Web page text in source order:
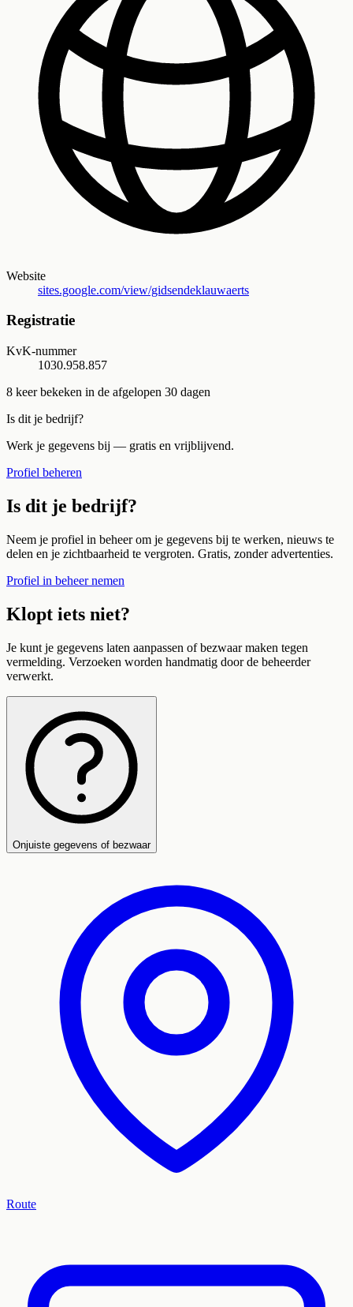
Website
sites.google.com/view/gidsendeklauwaerts
Registratie
KvK-nummer
1030.958.857
8 keer bekeken in de afgelopen 30 dagen
Is dit je bedrijf?
Werk je gegevens bij — gratis en vrijblijvend.
Profiel beheren
Is dit je bedrijf?
Neem je profiel in beheer om je gegevens bij te werken, nieuws te
delen en je zichtbaarheid te vergroten. Gratis, zonder advertenties.
Profiel in beheer nemen
Klopt iets niet?
Je kunt je gegevens laten aanpassen of bezwaar maken tegen
vermelding. Verzoeken worden handmatig door de beheerder
verwerkt.
Onjuiste gegevens of bezwaar
Route